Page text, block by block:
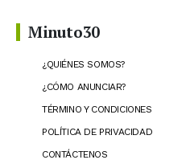
Minuto30
¿QUIÉNES SOMOS?
¿CÓMO ANUNCIAR?
TÉRMINO Y CONDICIONES
POLÍTICA DE PRIVACIDAD
CONTÁCTENOS